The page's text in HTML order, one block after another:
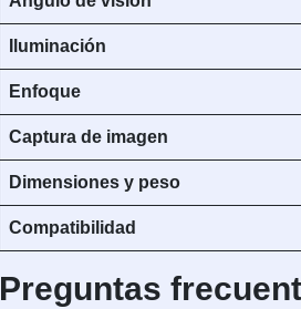
Iluminación
Enfoque
Captura de imagen
Dimensiones y peso
Compatibilidad
Preguntas